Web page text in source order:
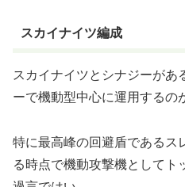
スカイナイツ編成
スカイナイツとシナジーが
ーで機動型中心に運用するの
特に最高峰の回避盾であるス
る時点で機動攻撃機としてト